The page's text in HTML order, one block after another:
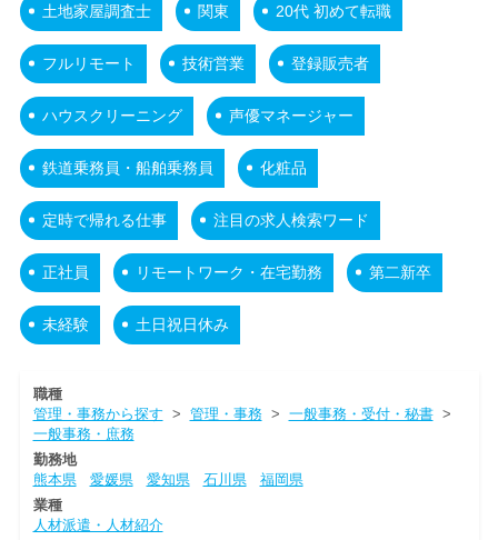
土地家屋調査士 関東 20代 初めて転職
フルリモート 技術営業 登録販売者
ハウスクリーニング 声優マネージャー
鉄道乗務員・船舶乗務員 化粧品
定時で帰れる仕事 注目の求人検索ワード
正社員 リモートワーク・在宅勤務 第二新卒
未経験 土日祝日休み
職種
管理・事務から探す > 管理・事務> 一般事務・受付・秘書>
一般事務・庶務
勤務地
熊本県
愛媛県 愛知県 石川県
福岡県
業種
人材派遣・人材紹介